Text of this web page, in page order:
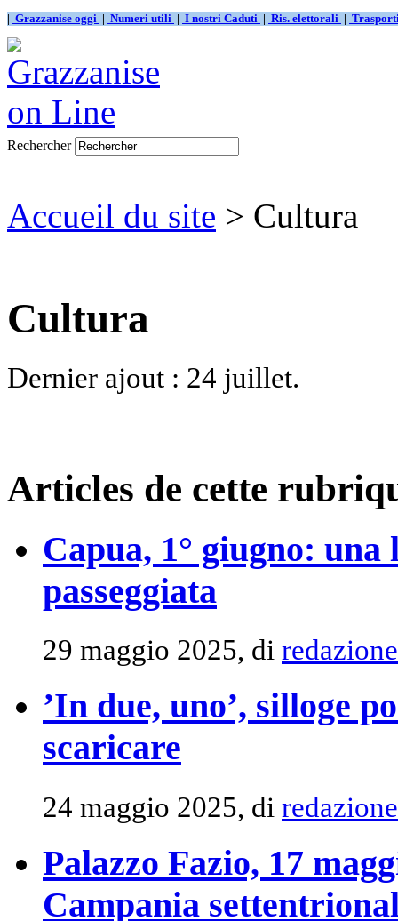
| Grazzanise oggi | Numeri utili | I nostri Caduti | Ris. elettorali |
Rechercher
Accueil du site > Cultura
Cultura
Dernier ajout : 24 juillet.
Articles de cette
Capua, 1° giugno:
passeggiata
29 maggio 2025, di redazione
’In due, uno’, silloge
scaricare
24 maggio 2025, di redazione
Palazzo Fazio, 17
Campania